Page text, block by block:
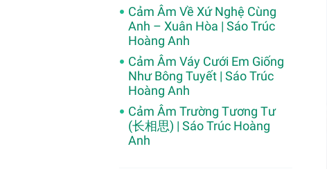
Cảm Âm Về Xứ Nghệ Cùng
Anh – Xuân Hòa | Sáo Trúc
Hoàng Anh
Cảm Âm Váy Cưới Em Giống
Như Bông Tuyết | Sáo Trúc
Hoàng Anh
Cảm Âm Trường Tương Tư
(长相思) | Sáo Trúc Hoàng
Anh